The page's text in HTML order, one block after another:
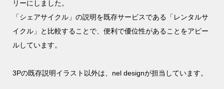
リーにしました。
「シェアサイクル」の説明を既存サービスである「レンタルサ
イクル」と比較することで、便利で優位性があることをアピー
ルしています。
3Pの既存説明イラスト以外は、nel designが担当しています。